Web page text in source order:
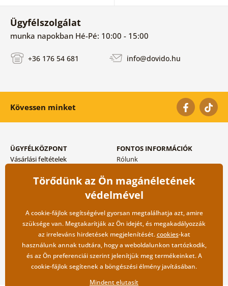
Ügyfélszolgálat
munka napokban Hé-Pé: 10:00 - 15:00
+36 176 54 681 info@dovido.hu
Kövessen minket
ÜGYFÉLKÖZPONT
Vásárlási feltételek
Szállítási és fizetési módok
FONTOS INFORMÁCIÓK
Rólunk
Blog
Kapcsolat
Nagykereskedelmi
együttműködés
Törődünk az Ön magánéletének
védelmével
A cookie-fájlok segítségével gyorsan megtalálhatja azt, amire
szüksége van. Megtakarítják az Ön idejét, és megakadályozzák
az irreleváns hirdetések megjelenítését.cookies-kat
használunk annak tudtára, hogy a weboldalunkon tartózkodik,
és az Ön preferenciái szerint jelenítjük meg termékeinket. A
cookie-fájlok segítenek a böngészési élmény javításában.
Mindent elutasít